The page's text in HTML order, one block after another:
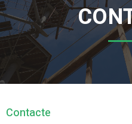
Contacte